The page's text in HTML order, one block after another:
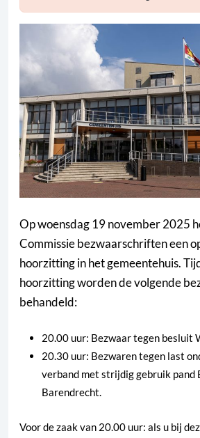
Op woensdag 19 november 2025
Commissie bezwaarschriften een
hoorzitting in het gemeentehuis.
hoorzitting worden de volgende
behandeld:
20.00 uur: Bezwaar tegen besluit
20.30 uur: Bezwaren tegen last
verband met strijdig gebruik pand
Barendrecht.
Voor de zaak van 20.00 uur: als u bij